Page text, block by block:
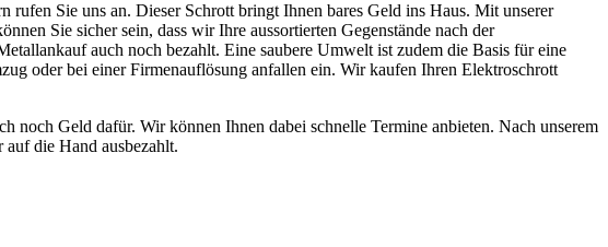
rufen Sie uns an. Dieser Schrott bringt Ihnen bares Geld ins Haus. Mit unserer
Sie sicher sein, dass wir Ihre aussortierten Gegenstände nach der
auch noch bezahlt. Eine saubere Umwelt ist zudem die Basis für eine
oder bei einer Firmenauflösung anfallen ein. Wir kaufen Ihren Elektroschrott
noch Geld dafür. Wir können Ihnen dabei schnelle Termine anbieten. Nach unserem
die Hand ausbezahlt.